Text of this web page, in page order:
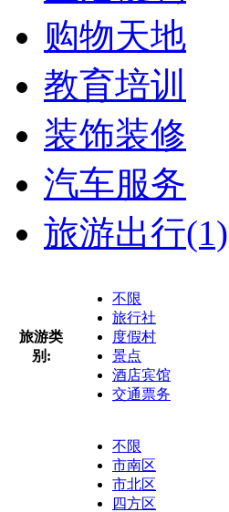
购物天地
教育培训
装饰装修
汽车服务
旅游出行(1)
旅游类
别:
不限
旅行社
度假村
景点
酒店宾馆
交通票务
不限
市南区
市北区
四方区